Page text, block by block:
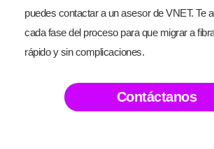
puedes contactar a un asesor de VNET. Te
cada fase del proceso para que migrar a
rápido y sin complicaciones.
Contáctanos